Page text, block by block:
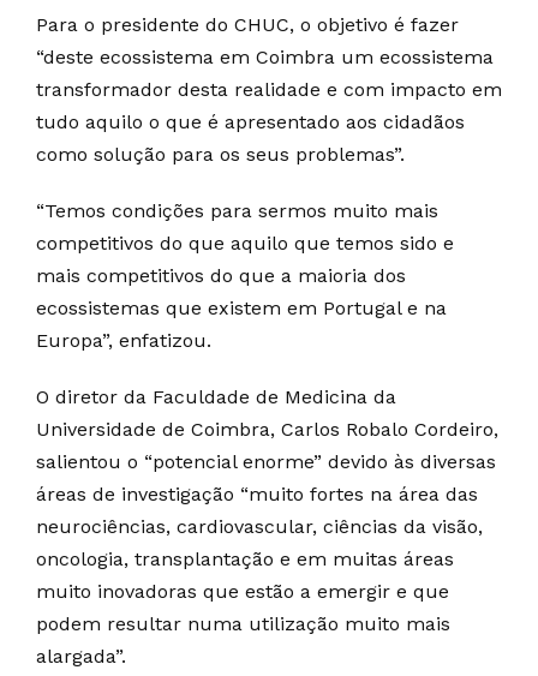
Para o presidente do CHUC, o objetivo é fazer
“deste ecossistema em Coimbra um ecossistema
transformador desta realidade e com impacto em
tudo aquilo o que é apresentado aos cidadãos
como solução para os seus problemas”.
“Temos condições para sermos muito mais
competitivos do que aquilo que temos sido e
mais competitivos do que a maioria dos
ecossistemas que existem em Portugal e na
Europa”, enfatizou.
O diretor da Faculdade de Medicina da
Universidade de Coimbra, Carlos Robalo Cordeiro,
salientou o “potencial enorme” devido às diversas
áreas de investigação “muito fortes na área das
neurociências, cardiovascular, ciências da visão,
oncologia, transplantação e em muitas áreas
muito inovadoras que estão a emergir e que
podem resultar numa utilização muito mais
alargada”.